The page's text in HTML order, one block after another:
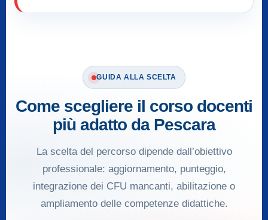
GUIDA ALLA SCELTA
Come scegliere il corso docenti
più adatto da Pescara
La scelta del percorso dipende dall’obiettivo
professionale: aggiornamento, punteggio,
integrazione dei CFU mancanti, abilitazione o
ampliamento delle competenze didattiche.